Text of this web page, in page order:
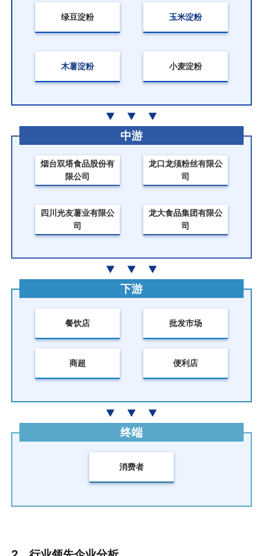
绿豆淀粉 玉米淀粉
木薯淀粉 小麦淀粉
烟台双塔食品股份有
限公司
龙口龙须粉丝有限公
司
四川光友薯业有限公
司
龙大食品集团有限公
司
中游
餐饮店 批发市场
商超 便利店
下游
消费者
终端